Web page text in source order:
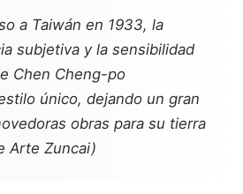
a Taiwán en 1933, la
subjetiva y la sensibilidad
Chen Cheng-po
único, dejando un gran
obras para su tierra
Arte Zuncai)